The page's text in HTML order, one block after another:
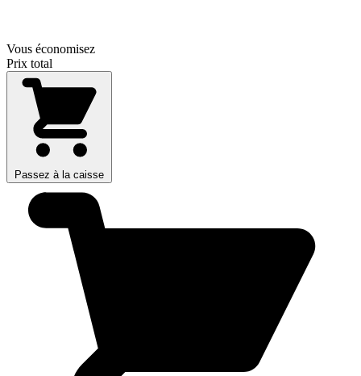
Vous économisez
Prix total
Passez à la caisse